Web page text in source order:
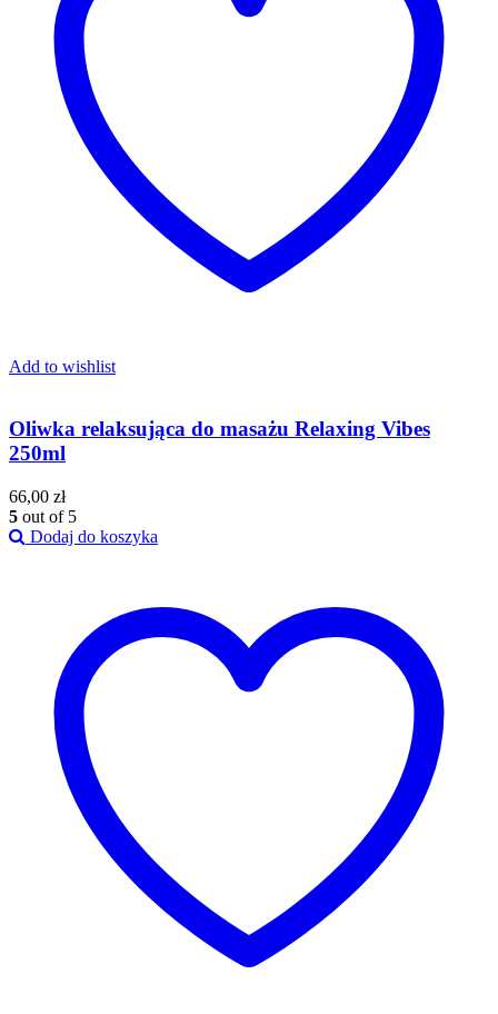
Add to wishlist
Oliwka relaksująca do masażu Relaxing Vibes
250ml
66,00 zł
5 out of 5
Dodaj do koszyka